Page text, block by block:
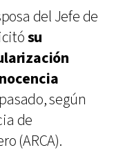
del Jefe de
su
según
de
(ARCA).